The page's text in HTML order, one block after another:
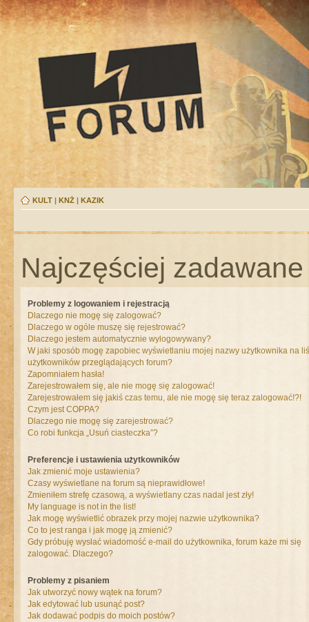
KULT | KNŻ | KAZIK
Najczęściej
Problemy z logowaniem i rejestracją
Dlaczego nie mogę się zalogować?
Dlaczego w ogóle muszę się rejestrować?
Dlaczego jestem automatycznie wylogowywany?
W jaki sposób mogę zapobiec wyświetlaniu mojej nazwy użytkownika na
użytkowników przeglądających forum?
Zapomniałem hasła!
Zarejestrowałem się, ale nie mogę się zalogować!
Zarejestrowałem się jakiś czas temu, ale nie mogę się teraz zalogować!?!
Czym jest COPPA?
Dlaczego nie mogę się zarejestrować?
Co robi funkcja „Usuń ciasteczka”?
Preferencje i ustawienia użytkowników
Jak zmienić moje ustawienia?
Czasy wyświetlane na forum są nieprawidłowe!
Zmieniłem strefę czasową, a wyświetlany czas nadal jest zły!
My language is not in the list!
Jak mogę wyświetlić obrazek przy mojej nazwie użytkownika?
Co to jest ranga i jak mogę ją zmienić?
Gdy próbuję wysłać wiadomość e-mail do użytkownika, forum każe mi się
zalogować. Dlaczego?
Problemy z pisaniem
Jak utworzyć nowy wątek na forum?
Jak edytować lub usunąć post?
Jak dodawać podpis do moich postów?